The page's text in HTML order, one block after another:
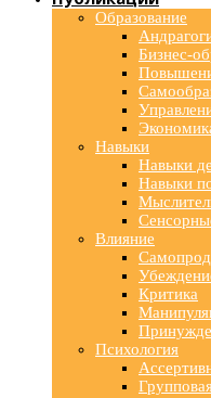
Образование
Бизнес-
Навыки
Навыки
Навыки
Влияние
Критика
Психология